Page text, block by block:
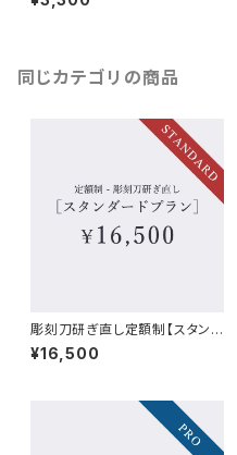
同じカテゴリの商品
彫刻刀研ぎ直し定額制【スタンダ
ードプラン】
¥16,500